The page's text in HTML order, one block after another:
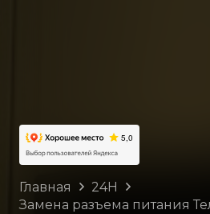
Главная
24H
Замена разъема питания